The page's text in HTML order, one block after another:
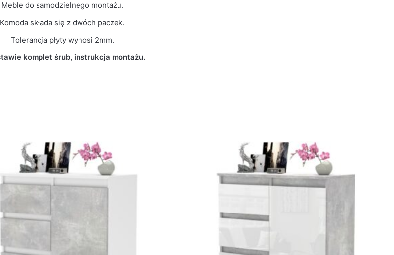
Meble do samodzielnego montażu.
Komoda składa się z dwóch paczek.
Tolerancja płyty wynosi 2mm.
komplet śrub, instrukcja montażu.